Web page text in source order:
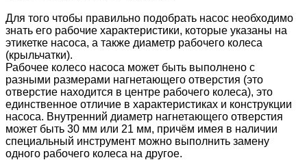
Для того чтобы правильно подобрать насос необходимо
знать его рабочие характеристики, которые указаны на
этикетке насоса, а также диаметр рабочего колеса
(крыльчатки).
Рабочее колесо насоса может быть выполнено с
разными размерами нагнетающего отверстия (это
отверстие находится в центре рабочего колеса), это
единственное отличие в характеристиках и конструкции
насоса. Внутренний диаметр нагнетающего отверстия
может быть 30 мм или 21 мм, причём имея в наличии
специальный инструмент можно выполнить замену
одного рабочего колеса на другое.